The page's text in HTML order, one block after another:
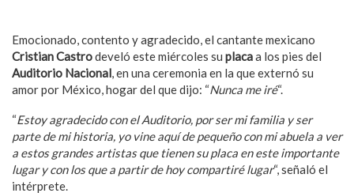
Emocionado, contento y agradecido, el cantante mexicano
Cristian Castrodeveló este miércoles su placaa los pies del
Auditorio Nacional, en una ceremonia en la que externó su
amor por México, hogar del que dijo: “Nunca me iré“.
“Estoy agradecido con el Auditorio, por ser mi familia y ser
parte de mi historia, yo vine aquí de pequeño con mi abuela a ver
a estos grandes artistas que tienen su placa en este importante
lugar y con los que a partir de hoy compartiré lugar“, señaló el
intérprete.